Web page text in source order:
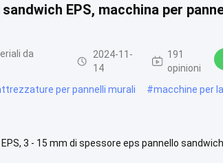
EPS, macchina per
da
2024-11-
14
191
opinioni
per pannelli murali #macchine per
3 - 15 mm di spessore eps pannello